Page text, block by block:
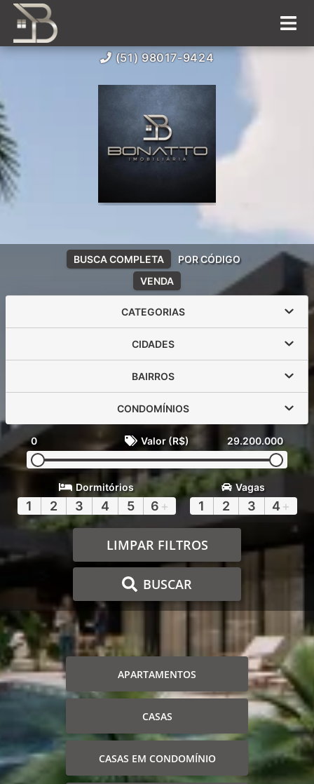
(51) 98017-9424
VENDA
BUSCA COMPLETA POR CÓDIGO
CATEGORIAS
CIDADES
BAIRROS
CONDOMÍNIOS
0 Valor (R$) 29.200.000
Dormitórios
1 2 3 4 5 6 +
Vagas
1 2 3 4 +
LIMPAR FILTROS
BUSCAR
APARTAMENTOS
CASAS
CASAS EM CONDOMÍNIO